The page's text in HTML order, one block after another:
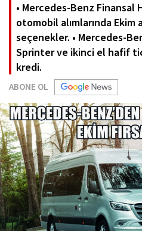
• Mercedes-Benz Finansal
otomobil alımlarında Ekim
seçenekler. • Mercedes-
Sprinter ve ikinci el hafif
kredi.
ABONE OL